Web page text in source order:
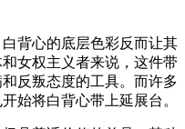
背心的底层色彩反而让其
女权主义者来说，这件带
反叛态度的工具。而许多
始将白背心带上延展台。